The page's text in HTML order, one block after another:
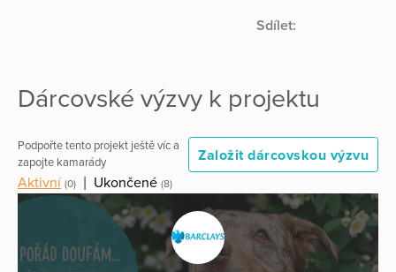
Sdílet:
Dárcovské výzvy k projektu
Podpořte tento projekt ještě víc a
zapojte kamarády
Založit dárcovskou výzvu
Aktivní (0) Ukončené (8)